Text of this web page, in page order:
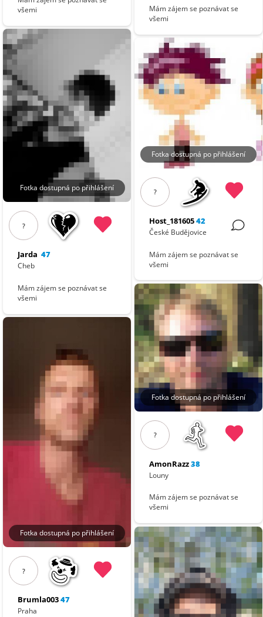
všemi
Fotka dostupná po přihlášení
?
Jarda 47
Cheb
Mám zájem se poznávat se
všemi
Fotka dostupná po přihlášení
?
Brumla00347
Praha
Mám zájem se poznávat se
všemi
Fotka dostupná po přihlášení
?
Host_18160542
České Budějovice
Mám zájem se poznávat se
všemi
Fotka dostupná po přihlášení
?
AmonRazz38
Louny
Mám zájem se poznávat se
všemi